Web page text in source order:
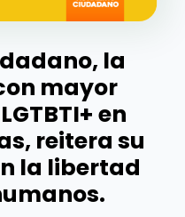
la
mayor
en
reitera su
la libertad